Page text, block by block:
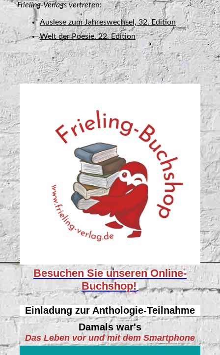
Frieling-Verlags vertreten:
Auslese zum Jahreswechsel, 32. Edition
Welt der Poesie. 22. Edition
Besuchen Sie unserenOnline-
Buchshop!
Einladung zur Anthologie-Teilnahme
Damals war's
Das Leben vor und mit dem Smartphone